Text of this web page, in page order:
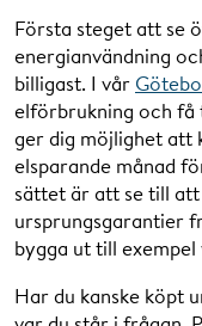
Första steget att se
energianvändning
billigast. I vår
elförbrukning och få
ger dig möjlighet att
elsparande månad
sättet är att se till
ursprungsgarantier
bygga ut till
Har du kanske köpt